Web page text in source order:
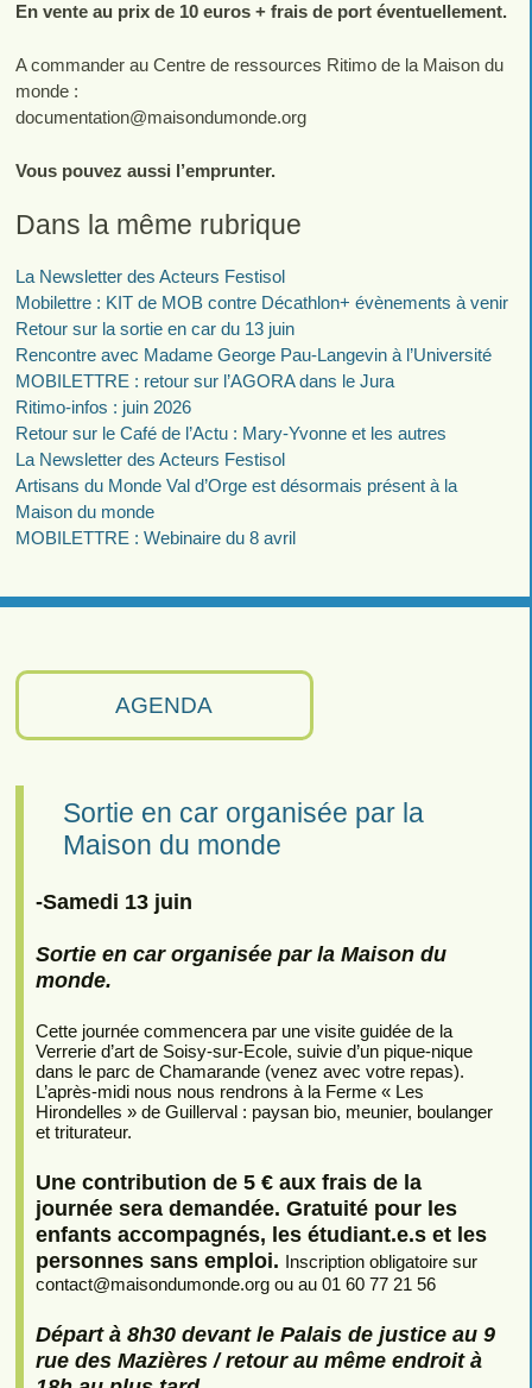
AGENDA
Sortie en car organisée par la
Maison du monde
-Samedi 13 juin
Sortie en car organisée par la Maison du
monde.
Cette journée commencera par une visite guidée de la
Verrerie d’art de Soisy-sur-Ecole, suivie d’un pique-nique
dans le parc de Chamarande (venez avec votre repas).
L’après-midi nous nous rendrons à la Ferme « Les
Hirondelles » de Guillerval : paysan bio, meunier, boulanger
et triturateur.
Une contribution de 5 € aux frais de la
journée sera demandée. Gratuité pour les
enfants accompagnés, les étudiant.e.s et les
personnes sans emploi. Inscription obligatoire sur
contact@maisondumonde.org ou au 01 60 77 21 56
Départ à 8h30 devant le Palais de justice au 9
rue des Mazières / retour au même endroit à
En vente au prix de 10 euros + frais de port éventuellement.
A commander au Centre de ressources Ritimo de la Maison du
monde :
documentation@maisondumonde.org
Vous pouvez aussi l’emprunter.
Dans la même rubrique
La Newsletter des Acteurs Festisol
Mobilettre : KIT de MOB contre Décathlon+ évènements à venir
Retour sur la sortie en car du 13 juin
Rencontre avec Madame George Pau-Langevin à l’Université
MOBILETTRE : retour sur l’AGORA dans le Jura
Ritimo-infos : juin 2026
Retour sur le Café de l’Actu : Mary-Yvonne et les autres
La Newsletter des Acteurs Festisol
Artisans du Monde Val d’Orge est désormais présent à la
Maison du monde
MOBILETTRE : Webinaire du 8 avril